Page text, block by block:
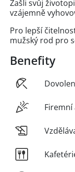
Zašli svůj
vzájemně
Pro lepší
mužský rod pro
Benefity
Firemní